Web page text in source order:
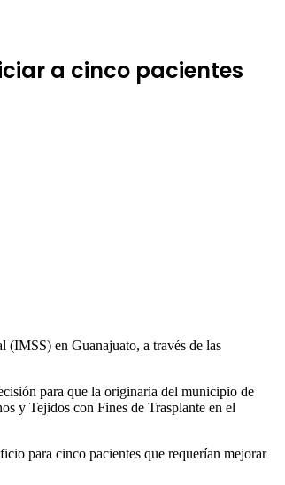
a cinco pacientes
(IMSS) en Guanajuato, a través de las
para que la originaria del municipio de
y Tejidos con Fines de Trasplante en el
para cinco pacientes que requerían mejorar